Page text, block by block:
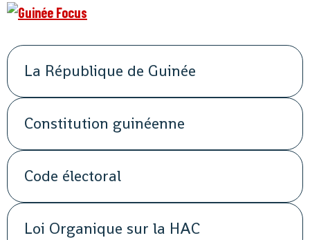
La République de Guinée
Constitution guinéenne
Code électoral
Loi Organique sur la HAC